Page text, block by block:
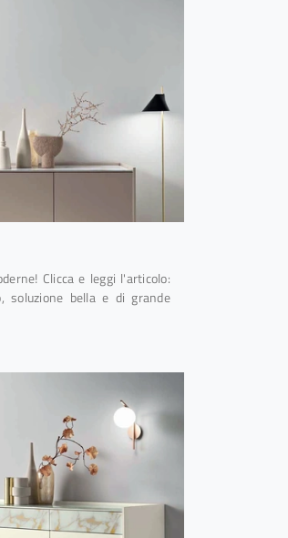
Clicca e leggi l'articolo:
soluzione bella e di grande